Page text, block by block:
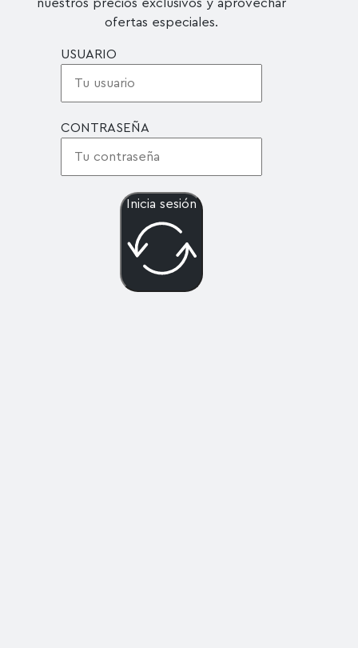
nuestros precios exclusivos y aprovechar
ofertas especiales.
USUARIO
CONTRASEÑA
Inicia sesión